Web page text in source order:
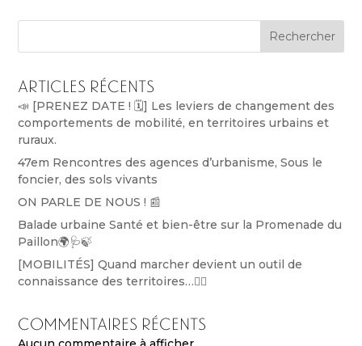
Rechercher
Articles récents
📣 [PRENEZ DATE ! 🗓️] Les leviers de changement des
comportements de mobilité, en territoires urbains et
ruraux.
47em Rencontres des agences d’urbanisme, Sous le
foncier, des sols vivants
ON PARLE DE NOUS ! 📰
Balade urbaine Santé et bien-être sur la Promenade du
Paillon🌍🩺🍃
[MOBILITÉS] Quand marcher devient un outil de
connaissance des territoires…🚶‍♀️
Commentaires récents